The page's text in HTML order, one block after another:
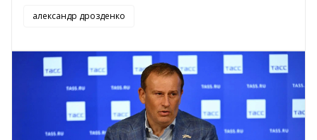
александр дрозденко